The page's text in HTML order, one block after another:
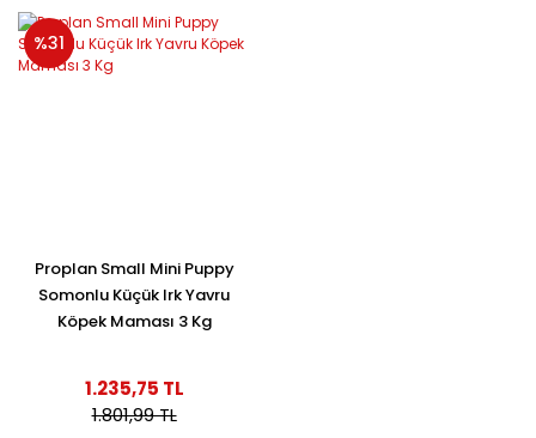
%31
Proplan Small Mini Puppy
Somonlu Küçük Irk Yavru
Köpek Maması 3 Kg
1.235,75 TL
1.801,99 TL